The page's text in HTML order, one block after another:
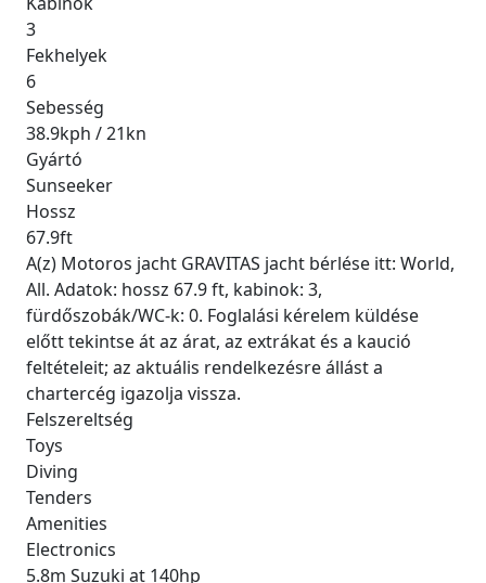
3
Fekhelyek
6
Sebesség
38.9kph / 21kn
Gyártó
Sunseeker
Hossz
67.9ft
A(z) Motoros jacht GRAVITAS jacht bérlése itt: World,
All. Adatok: hossz 67.9 ft, kabinok: 3,
fürdőszobák/WC-k: 0. Foglalási kérelem küldése
előtt tekintse át az árat, az extrákat és a kaució
feltételeit; az aktuális rendelkezésre állást a
chartercég igazolja vissza.
Felszereltség
Toys
Diving
Tenders
Amenities
Electronics
5.8m Suzuki at 140hp